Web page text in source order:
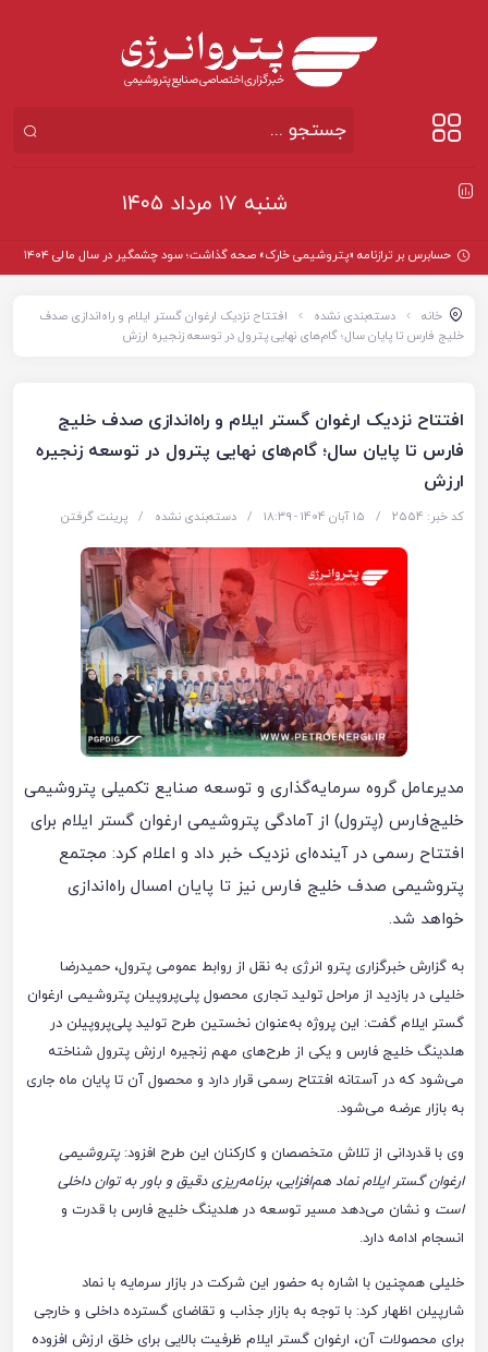
شنبه ۱۷ مرداد ۱۴۰۵
حسابرس بر ترازنامه «پتروشیمی خارک» صحه گذاشت؛ سود چشمگیر در سال مالی ۱۴۰۴
خانه دسته‌بندی نشده
افتتاح نزدیک ارغوان گستر ایلام و راه‌اندازی صدف
خلیج فارس تا پایان سال؛ گام‌های نهایی پترول در توسعه زنجیره ارزش
افتتاح نزدیک ارغوان گستر ایلام و راه‌اندازی صدف خلیج
فارس تا پایان سال؛ گام‌های نهایی پترول در توسعه زنجیره
ارزش
کد خبر: 2554 / 15 آبان 1404 - ۱۸:۳۹ / دسته‌بندی نشده / پرینت گرفتن
مدیرعامل گروه سرمایه‌گذاری و توسعه صنایع تکمیلی پتروشیمی
خلیج‌فارس (پترول) از آمادگی پتروشیمی ارغوان گستر ایلام برای
افتتاح رسمی در آینده‌ای نزدیک خبر داد و اعلام کرد: مجتمع
پتروشیمی صدف خلیج فارس نیز تا پایان امسال راه‌اندازی
خواهد شد.
به گزارش خبرگزاری پترو انرژی به نقل از روابط عمومی پترول، حمیدرضا
خلیلی در بازدید از مراحل تولید تجاری محصول پلی‌پروپیلن پتروشیمی ارغوان
گستر ایلام گفت: این پروژه به‌عنوان نخستین طرح تولید پلی‌پروپیلن در
هلدینگ خلیج فارس و یکی از طرح‌های مهم زنجیره ارزش پترول شناخته
می‌شود که در آستانه افتتاح رسمی قرار دارد و محصول آن تا پایان ماه جاری
به بازار عرضه می‌شود.
وی با قدردانی از تلاش متخصصان و کارکنان این طرح افزود:پتروشیمی
ارغوان گستر ایلام نماد هم‌افزایی، برنامه‌ریزی دقیق و باور به توان داخلی
است و نشان می‌دهد مسیر توسعه در هلدینگ خلیج فارس با قدرت و
انسجام ادامه دارد.
خلیلی همچنین با اشاره به حضور این شرکت در بازار سرمایه با نماد
شارپیلن اظهار کرد: با توجه به بازار جذاب و تقاضای گسترده داخلی و خارجی
برای محصولات آن، ارغوان گستر ایلام ظرفیت بالایی برای خلق ارزش افزوده